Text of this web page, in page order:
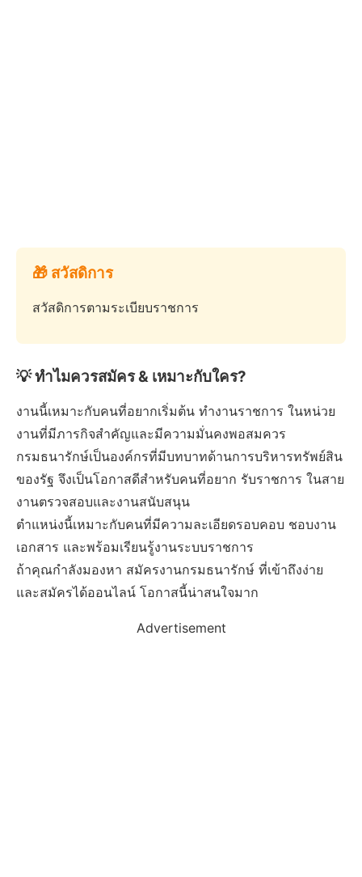
🎁 สวัสดิการ
สวัสดิการตามระเบียบราชการ
💡 ทำไมควรสมัคร & เหมาะกับใคร?
งานนี้เหมาะกับคนที่อยากเริ่มต้น ทำงานราชการ ในหน่วย
งานที่มีภารกิจสำคัญและมีความมั่นคงพอสมควร
กรมธนารักษ์เป็นองค์กรที่มีบทบาทด้านการบริหารทรัพย์สิน
ของรัฐ จึงเป็นโอกาสดีสำหรับคนที่อยาก รับราชการ ในสาย
งานตรวจสอบและงานสนับสนุน
ตำแหน่งนี้เหมาะกับคนที่มีความละเอียดรอบคอบ ชอบงาน
เอกสาร และพร้อมเรียนรู้งานระบบราชการ
ถ้าคุณกำลังมองหา สมัครงานกรมธนารักษ์ ที่เข้าถึงง่าย
และสมัครได้ออนไลน์ โอกาสนี้น่าสนใจมาก
Advertisement